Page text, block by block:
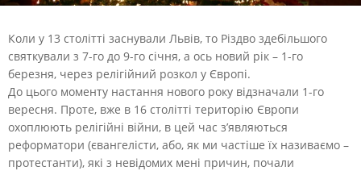
Коли у 13 столітті заснували Львів, то Різдво здебільшого
святкували з 7-го до 9-го січня, а ось новий рік – 1-го
березня, через релігійний розкол у Європі.
До цього моменту настання нового року відзначали 1-го
вересня. Проте, вже в 16 столітті територію Європи
охоплюють релігійні війни, в цей час з’являються
реформатори (євангелісти, або, як ми частіше їх називаємо –
протестанти), які з невідомих мені причин, почали